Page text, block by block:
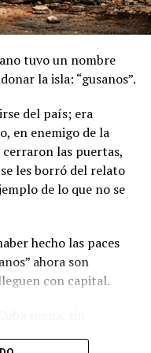
para cubrir ese
significa queparte del
el etanol puede
¿Quién se
, es propietario
grandes y
de mi devoción, ni yo
tuvo un nombre
la isla: “gusanos”.
del país; era
en enemigo de la
cerraron las puertas,
les borró del relato
de lo que no se
hecho las paces
ahora son
con capital.